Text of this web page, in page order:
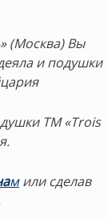
(Москва) Вы
и подушки
ТМ «Trois
мили сделав